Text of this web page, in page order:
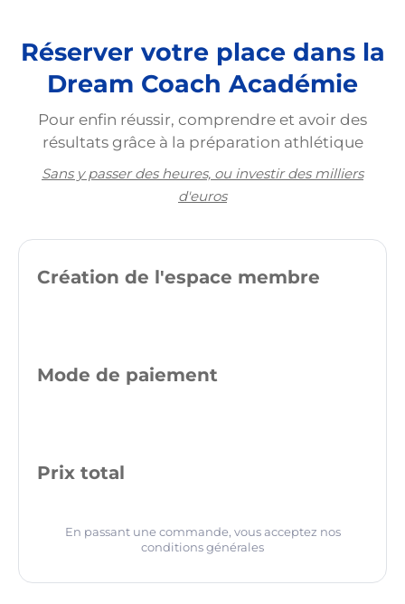
Réserver votre place dans la
Dream Coach Académie
Pour enfin réussir, comprendre et avoir des
résultats grâce à la préparation athlétique
Sans y passer des heures, ou investir des milliers
d'euros
Création de l'espace membre
Mode de paiement
Prix total
En passant une commande, vous acceptez nos
conditions générales